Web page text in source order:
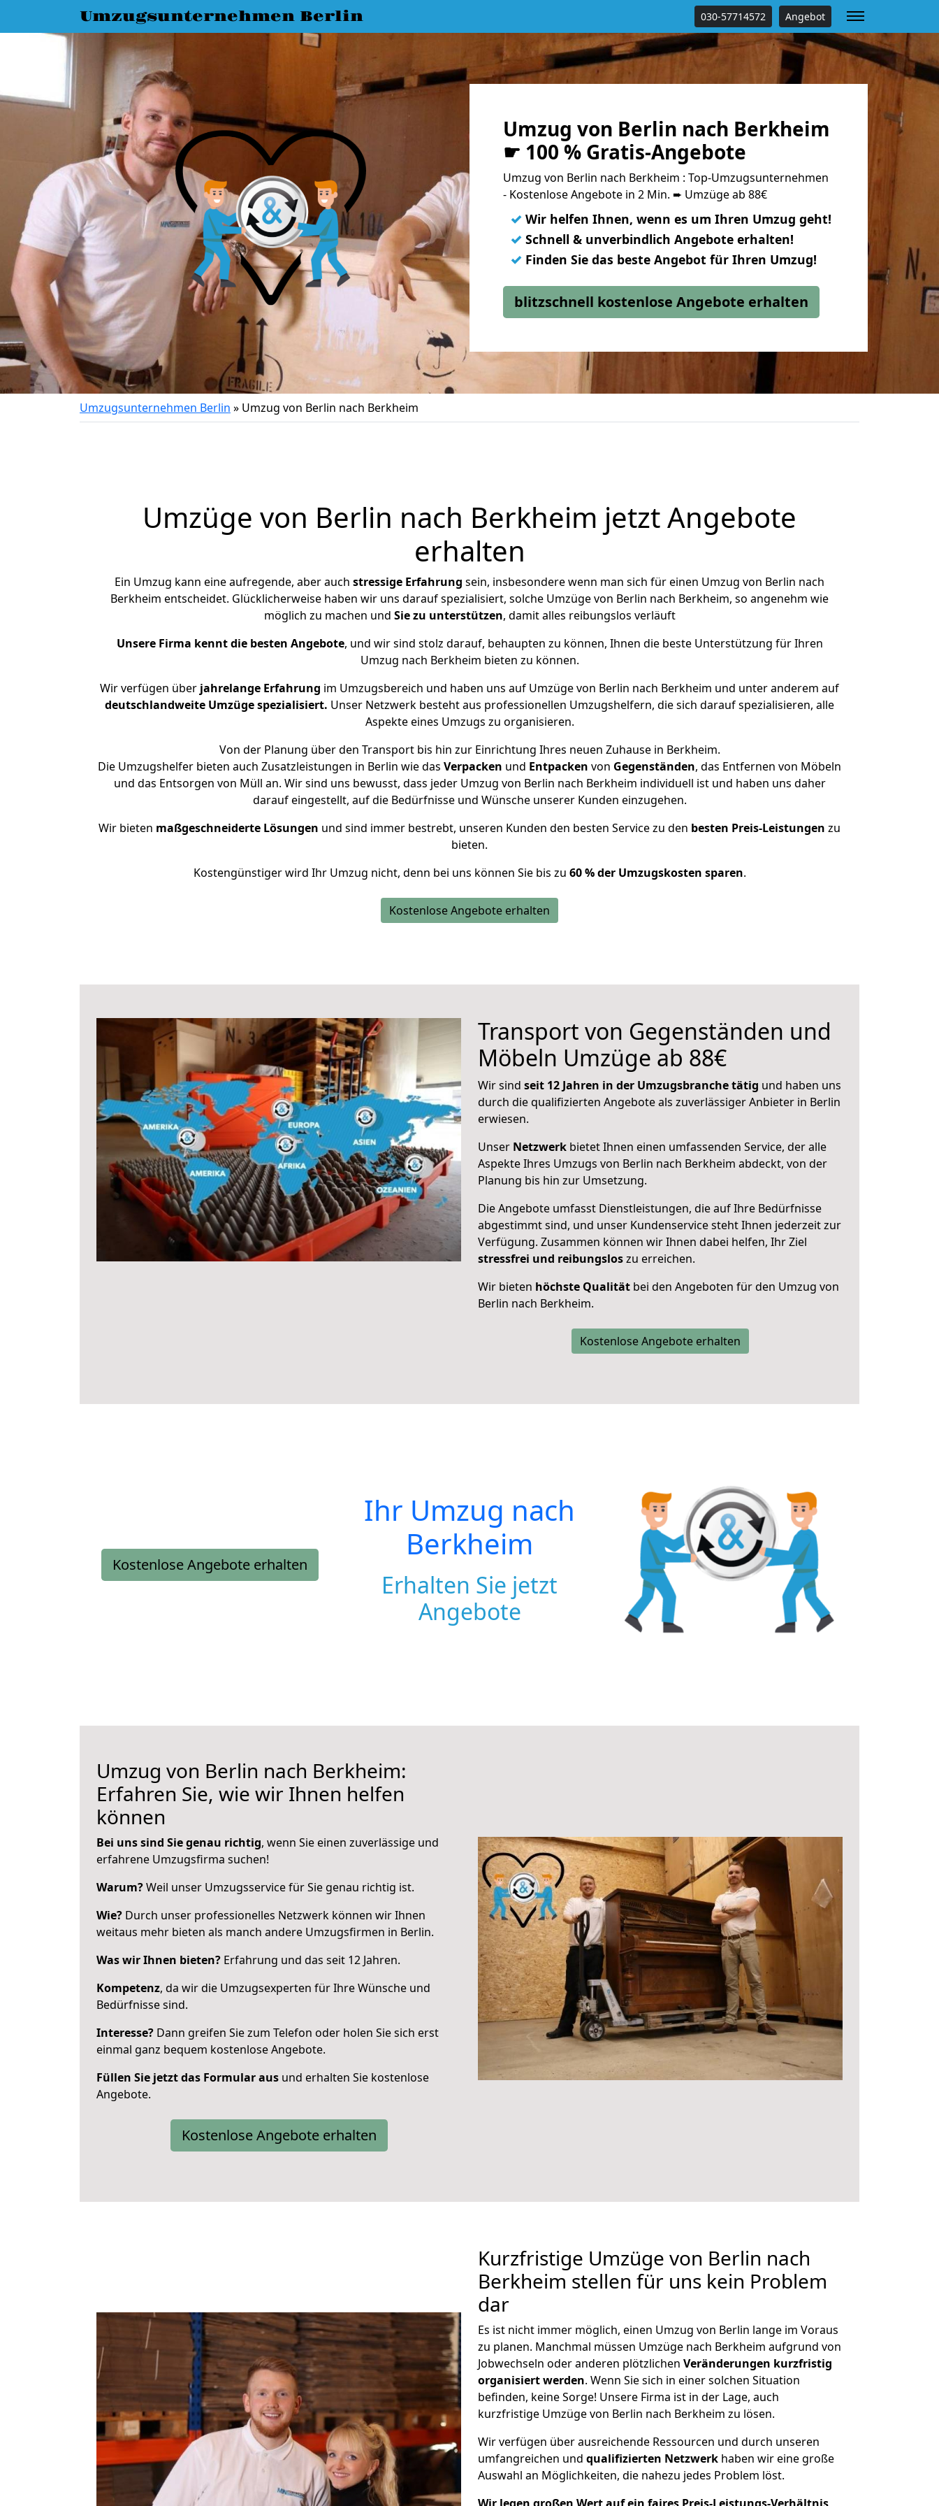
Umzugsunternehmen Berlin 030-57714572 Angebot
Umzug von Berlin nach Berkheim
☛ 100 % Gratis-Angebote
Umzug von Berlin nach Berkheim : Top-Umzugsunternehmen
- Kostenlose Angebote in 2 Min. ➨ Umzüge ab 88€
✓ Wir helfen Ihnen, wenn es um Ihren Umzug geht!
✓ Schnell & unverbindlich Angebote erhalten!
✓ Finden Sie das beste Angebot für Ihren Umzug!
blitzschnell kostenlose Angebote erhalten
Umzugsunternehmen Berlin » Umzug von Berlin nach Berkheim
Umzüge von Berlin nach Berkheim jetzt Angebote
erhalten
Ein Umzug kann eine aufregende, aber auch stressige Erfahrung sein, insbesondere wenn man sich für einen Umzug von Berlin nach
Berkheim entscheidet. Glücklicherweise haben wir uns darauf spezialisiert, solche Umzüge von Berlin nach Berkheim, so angenehm wie
möglich zu machen und Sie zu unterstützen, damit alles reibungslos verläuft
Unsere Firma kennt die besten Angebote, und wir sind stolz darauf, behaupten zu können, Ihnen die beste Unterstützung für Ihren
Umzug nach Berkheim bieten zu können.
Wir verfügen über jahrelange Erfahrung im Umzugsbereich und haben uns auf Umzüge von Berlin nach Berkheim und unter anderem auf
deutschlandweite Umzüge spezialisiert. Unser Netzwerk besteht aus professionellen Umzugshelfern, die sich darauf spezialisieren, alle
Aspekte eines Umzugs zu organisieren.
Von der Planung über den Transport bis hin zur Einrichtung Ihres neuen Zuhause in Berkheim.
Die Umzugshelfer bieten auch Zusatzleistungen in Berlin wie das Verpacken und Entpacken von Gegenständen, das Entfernen von Möbeln
und das Entsorgen von Müll an. Wir sind uns bewusst, dass jeder Umzug von Berlin nach Berkheim individuell ist und haben uns daher
darauf eingestellt, auf die Bedürfnisse und Wünsche unserer Kunden einzugehen.
Wir bieten maßgeschneiderte Lösungen und sind immer bestrebt, unseren Kunden den besten Service zu den besten Preis-Leistungen zu
bieten.
Kostengünstiger wird Ihr Umzug nicht, denn bei uns können Sie bis zu 60 % der Umzugskosten sparen.
Kostenlose Angebote erhalten
Transport von Gegenständen und
Möbeln Umzüge ab 88€
Wir sind seit 12 Jahren in der Umzugsbranche tätig und haben uns
durch die qualifizierten Angebote als zuverlässiger Anbieter in Berlin
erwiesen.
Unser Netzwerk bietet Ihnen einen umfassenden Service, der alle
Aspekte Ihres Umzugs von Berlin nach Berkheim abdeckt, von der
Planung bis hin zur Umsetzung.
Die Angebote umfasst Dienstleistungen, die auf Ihre Bedürfnisse
abgestimmt sind, und unser Kundenservice steht Ihnen jederzeit zur
Verfügung. Zusammen können wir Ihnen dabei helfen, Ihr Ziel
stressfrei und reibungsloszu erreichen.
Wir bieten höchste Qualität bei den Angeboten für den Umzug von
Berlin nach Berkheim.
Kostenlose Angebote erhalten
Kostenlose Angebote erhalten
Ihr Umzug nach
Berkheim
Erhalten Sie jetzt
Angebote
Umzug von Berlin nach Berkheim:
Erfahren Sie, wie wir Ihnen helfen
können
Bei uns sind Sie genau richtig, wenn Sie einen zuverlässige und
erfahrene Umzugsfirma suchen!
Warum?Weil unser Umzugsservice für Sie genau richtig ist.
Wie? Durch unser professionelles Netzwerk können wir Ihnen
weitaus mehr bieten als manch andere Umzugsfirmen in Berlin.
Was wir Ihnen bieten? Erfahrung und das seit 12 Jahren.
Kompetenz, da wir die Umzugsexperten für Ihre Wünsche und
Bedürfnisse sind.
Interesse? Dann greifen Sie zum Telefon oder holen Sie sich erst
einmal ganz bequem kostenlose Angebote.
Füllen Sie jetzt das Formular aus und erhalten Sie kostenlose
Angebote.
Kostenlose Angebote erhalten
Kurzfristige Umzüge von Berlin nach
Berkheim stellen für uns kein Problem
dar
Es ist nicht immer möglich, einen Umzug von Berlin lange im Voraus
zu planen. Manchmal müssen Umzüge nach Berkheim aufgrund von
Jobwechseln oder anderen plötzlichen Veränderungen kurzfristig
organisiert werden. Wenn Sie sich in einer solchen Situation
befinden, keine Sorge! Unsere Firma ist in der Lage, auch
kurzfristige Umzüge von Berlin nach Berkheim zu lösen.
Wir verfügen über ausreichende Ressourcen und durch unseren
umfangreichen und qualifizierten Netzwerk haben wir eine große
Auswahl an Möglichkeiten, die nahezu jedes Problem löst.